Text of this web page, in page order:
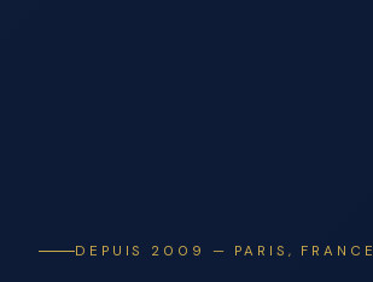
DEPUIS 2009 — PARIS, FRANCE